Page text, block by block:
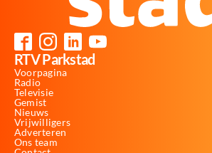
RTV Parkstad
Voorpagina
Radio
Televisie
Gemist
Nieuws
Vrijwilligers
Adverteren
Ons team